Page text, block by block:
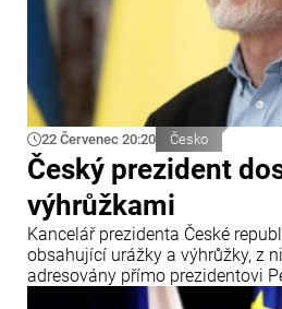
22 Červenec 20:20 Česko
Český prezident
výhrůžkami
Kancelář prezidenta České
obsahující urážky a výhrůžky, z
adresovány přímo prezidentovi
o tom zpravodajský portál iDNES.